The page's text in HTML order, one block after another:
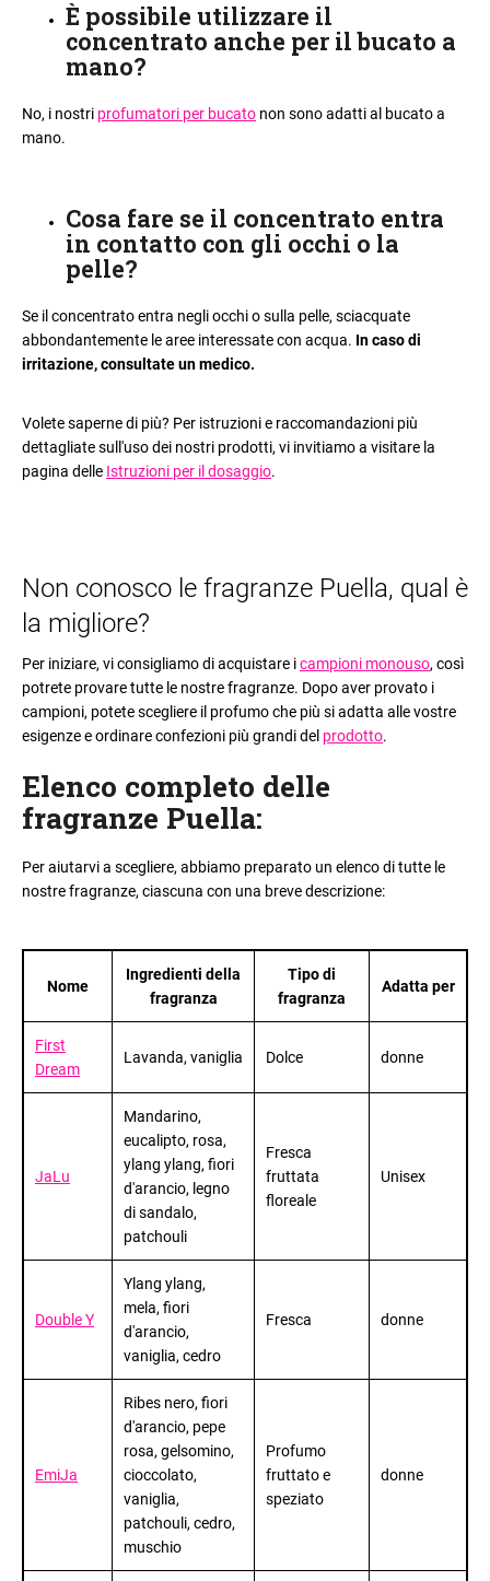
È possibile utilizzare il
concentrato anche per il bucato a
mano?
No, i nostri profumatori per bucato non sono adatti al bucato a
mano.
Cosa fare se il concentrato entra
in contatto con gli occhi o la
pelle?
Se il concentrato entra negli occhi o sulla pelle, sciacquate
abbondantemente le aree interessate con acqua. In caso di
irritazione, consultate un medico.
Volete saperne di più? Per istruzioni e raccomandazioni più
dettagliate sull'uso dei nostri prodotti, vi invitiamo a visitare la
pagina delle Istruzioni per il dosaggio.
Non conosco le fragranze Puella, qual è
la migliore?
Per iniziare, vi consigliamo di acquistare icampioni monouso, così
potrete provare tutte le nostre fragranze. Dopo aver provato i
campioni, potete scegliere il profumo che più si adatta alle vostre
esigenze e ordinare confezioni più grandi del prodotto.
Elenco completo delle
fragranze Puella:
Per aiutarvi a scegliere, abbiamo preparato un elenco di tutte le
nostre fragranze, ciascuna con una breve descrizione:
Nome
Ingredienti della
fragranza
Tipo di
fragranza
Adatta per
First
Dream
Lavanda, vaniglia Dolce donne
JaLu
Mandarino,
eucalipto, rosa,
ylang ylang, fiori
d'arancio, legno
di sandalo,
patchouli
Fresca
fruttata
floreale
Unisex
Double Y
Ylang ylang,
mela, fiori
d'arancio,
vaniglia, cedro
Fresca donne
EmiJa
Ribes nero, fiori
d'arancio, pepe
rosa, gelsomino,
cioccolato,
vaniglia,
patchouli, cedro,
muschio
Profumo
fruttato e
speziato
donne